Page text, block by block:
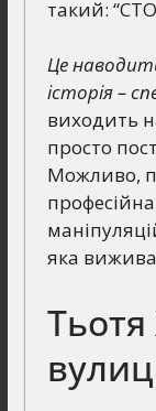
такий:
Це
історія –
виходить
просто
Можливо,
яка
Тьотя